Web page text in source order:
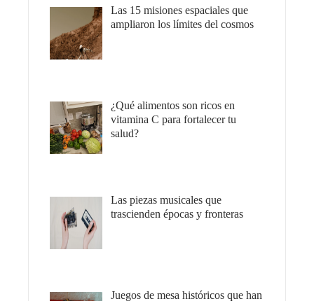
Las 15 misiones espaciales que
ampliaron los límites del cosmos
¿Qué alimentos son ricos en
vitamina C para fortalecer tu
salud?
Las piezas musicales que
trascienden épocas y fronteras
Juegos de mesa históricos que han